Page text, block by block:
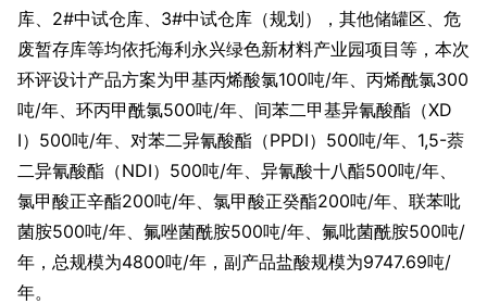
库、2#中试仓库、3#中试仓库（规划），其他储罐区、危
废暂存库等均依托海利永兴绿色新材料产业园项目等，本次
环评设计产品方案为甲基丙烯酸氯100吨/年、丙烯酰氯300
吨/年、环丙甲酰氯500吨/年、间苯二甲基异氰酸酯（XD
I）500吨/年、对苯二异氰酸酯（PPDI）500吨/年、1,5-萘
二异氰酸酯（NDI）500吨/年、异氰酸十八酯500吨/年、
氯甲酸正辛酯200吨/年、氯甲酸正癸酯200吨/年、联苯吡
菌胺500吨/年、氟唑菌酰胺500吨/年、氟吡菌酰胺500吨/
年，总规模为4800吨/年，副产品盐酸规模为9747.69吨/
年。